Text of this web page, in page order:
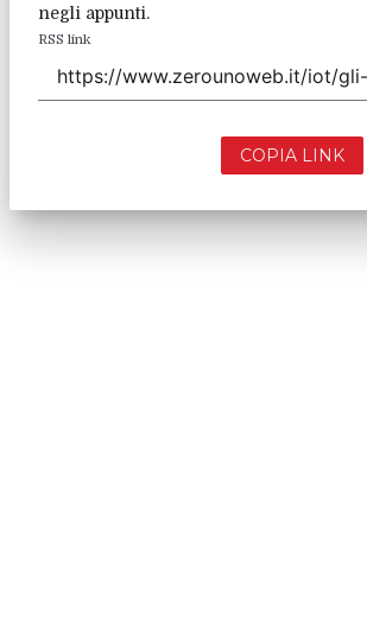
negli appunti.
RSS link
COPIA LINK